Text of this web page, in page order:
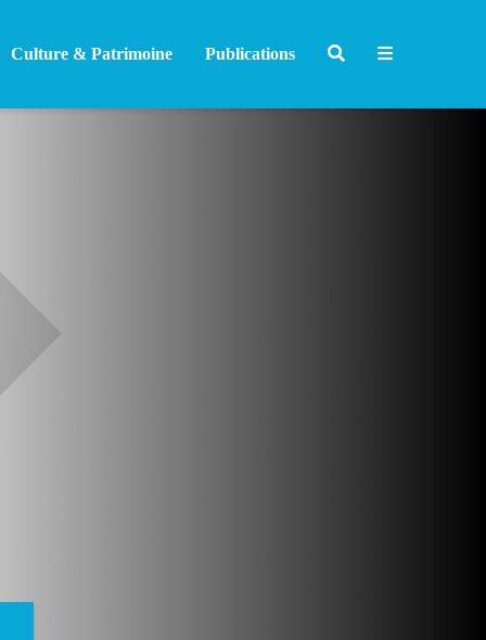
Culture & Patrimoine Publications